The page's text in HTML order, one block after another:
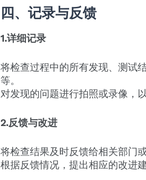
四、记录与反馈
1.详细记录
将检查过程中的所有发现、测试
等。
对发现的问题进行拍照或录像，
2.反馈与改进
将检查结果及时反馈给相关部门
根据反馈情况，提出相应的改进